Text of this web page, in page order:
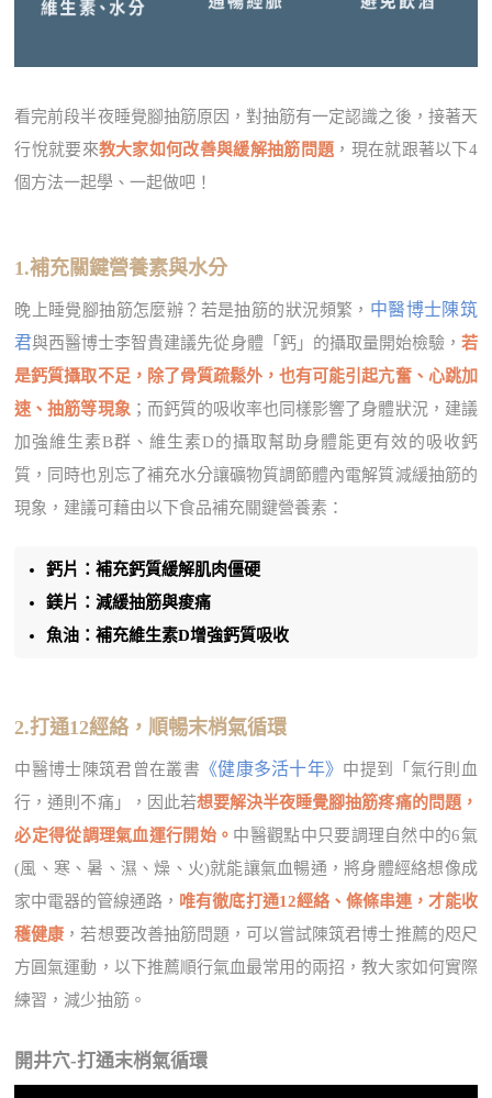
看完前段半夜睡覺腳抽筋原因，對抽筋有一定認識之後，接著天
行悅就要來教大家如何改善與緩解抽筋問題 ，現在就跟著以下4
個方法一起學、一起做吧！
1.補充關鍵營養素與水分
晚上睡覺腳抽筋怎麼辦？若是抽筋的狀況頻繁， 中醫博士陳筑
君與西醫博士李智貴建議先從身體「鈣」的攝取量開始檢驗， 若
是鈣質攝取不足，除了骨質疏鬆外，也有可能引起亢奮、心跳加
速、抽筋等現象 ；而鈣質的吸收率也同樣影響了身體狀況，建議
加強維生素B群、維生素D的攝取幫助身體能更有效的吸收鈣
質，同時也別忘了補充水分讓礦物質調節體內電解質減緩抽筋的
現象，建議可藉由以下食品補充關鍵營養素：
鈣片：補充鈣質緩解肌肉僵硬
鎂片：減緩抽筋與痠痛
魚油：補充維生素D增強鈣質吸收
2.打通12經絡，順暢末梢氣循環
中醫博士陳筑君曾在叢書 《健康多活十年》 中提到「氣行則血
行，通則不痛」，因此若想要解決半夜睡覺腳抽筋疼痛的問題，
必定得從調理氣血運行開始。 中醫觀點中只要調理自然中的6氣
(風、寒、暑、濕、燥、火)就能讓氣血暢通，將身體經絡想像成
家中電器的管線通路， 唯有徹底打通12經絡、條條串連，才能收
穫健康 ，若想要改善抽筋問題，可以嘗試陳筑君博士推薦的咫尺
方圓氣運動，以下推薦順行氣血最常用的兩招，教大家如何實際
練習，減少抽筋。
開井穴-打通末梢氣循環